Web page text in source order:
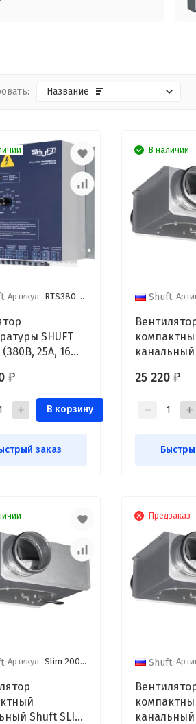
Название
Артикул: RTS380.25
SHUFT
25А, 16
₽
В корзину
заказ
В наличии
Shuft
канальный
25 220 ₽
Артикул: Slim 200 vim
Shuft SLIM
Предзаказ
Shuft
канальный